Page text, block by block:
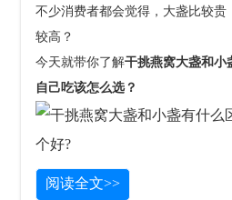
不少消费者都会觉得，大盏比较贵
较高？
今天就带你了解干挑燕窝大盏和小
自己吃该怎么选？
阅读全文>>